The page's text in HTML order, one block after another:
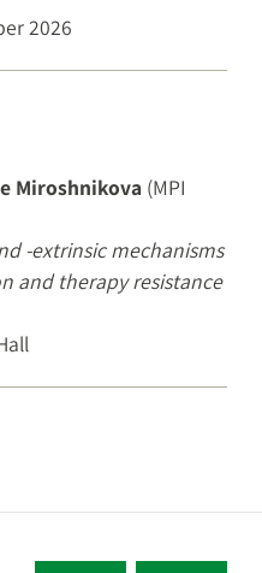
2026
Miroshnikova (MPI
-extrinsic mechanisms
and therapy resistance